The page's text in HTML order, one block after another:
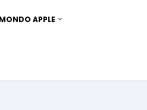
MONDO APPLE